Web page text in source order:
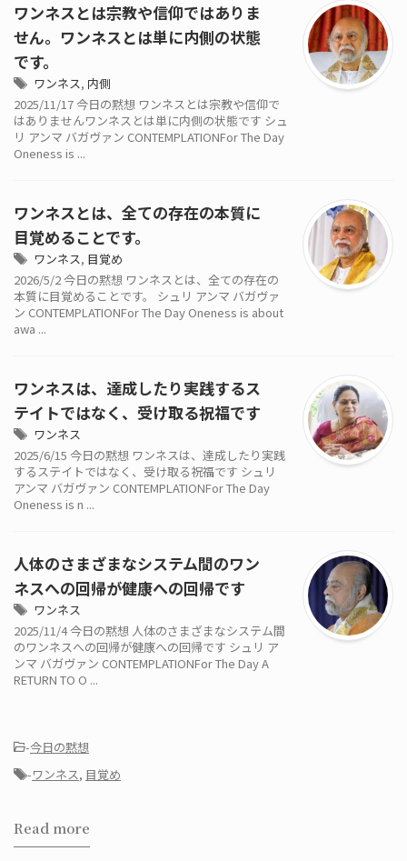
ワンネスとは宗教や信仰ではありま
せん。ワンネスとは単に内側の状態
です。
ワンネス, 内側
2025/11/17 今日の黙想 ワンネスとは宗教や信仰で
はありませんワンネスとは単に内側の状態です シュ
リ アンマ バガヴァン CONTEMPLATIONFor The Day
Oneness is ...
ワンネスとは、全ての存在の本質に
目覚めることです。
ワンネス, 目覚め
2026/5/2 今日の黙想 ワンネスとは、全ての存在の
本質に目覚めることです。 シュリ アンマ バガヴァ
ン CONTEMPLATIONFor The Day Oneness is about
awa ...
ワンネスは、達成したり実践するス
テイトではなく、受け取る祝福です
ワンネス
2025/6/15 今日の黙想 ワンネスは、達成したり実践
するステイトではなく、受け取る祝福です シュリ
アンマ バガヴァン CONTEMPLATIONFor The Day
Oneness is n ...
人体のさまざまなシステム間のワン
ネスへの回帰が健康への回帰です
ワンネス
2025/11/4 今日の黙想 人体のさまざまなシステム間
のワンネスへの回帰が健康への回帰です シュリ ア
ンマ バガヴァン CONTEMPLATIONFor The Day A
RETURN TO O ...
-今日の黙想
-ワンネス, 目覚め
Read more